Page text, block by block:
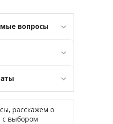
вопросы
расскажем о
с выбором